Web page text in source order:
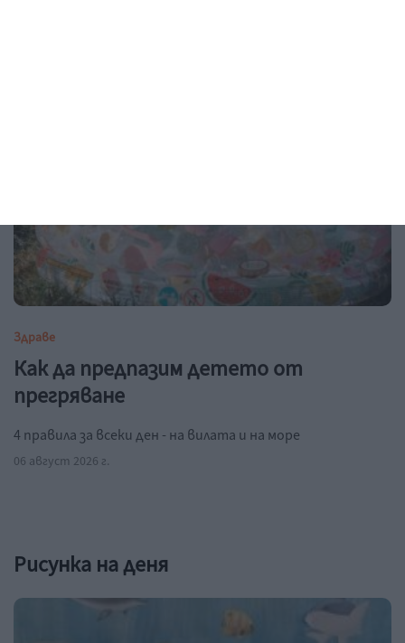
Здраве
Как да предпазим детето от
прегряване
4 правила за всеки ден - на вилата и на море
06 август 2026 г.
Рисунка на деня